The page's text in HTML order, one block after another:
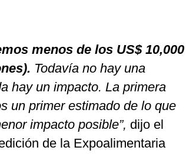
menos de los US$ 10,000
Todavía no hay una
hay un impacto. La primera
un primer estimado de lo que
impacto posible”, dijo el
de la Expoalimentaria